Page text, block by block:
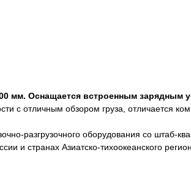
мм. Оснащается встроенным зарядным
с отличным обзором груза, отличается
разгрузочного оборудования со штаб-
и странах Азиатско-тихоокеанского